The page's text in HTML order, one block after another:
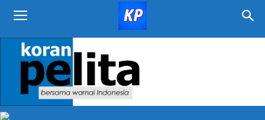
KORAN
PELITA